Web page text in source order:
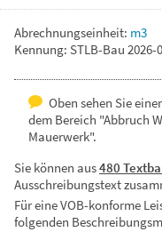
Abrechnungseinheit: m3
Kennung: STLB-Bau 2026-
Oben sehen Sie
dem Bereich "Abbruch
Mauerwerk".
Sie können aus480
Ausschreibungstext
Für eine VOB-konforme
folgenden